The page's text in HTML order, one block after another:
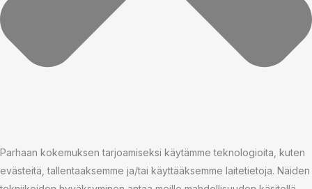
Parhaan kokemuksen tarjoamiseksi käytämme teknologioita, kuten
evästeitä, tallentaaksemme ja/tai käyttääksemme laitetietoja. Näiden